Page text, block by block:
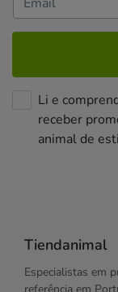
Li e
receber
animal de
Tiendanimal
Especialistas em